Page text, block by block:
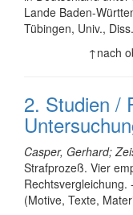
Lande Baden-
Tübingen, Univ.,
↑nach
2. Studien /
Casper, Gerhard;
Strafprozeß. Vier
Rechtsvergleichung.
(Motive, Texte,